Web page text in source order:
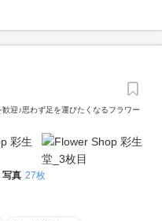
迎♪思わず足を運びたくなるフラワー
写真 27枚